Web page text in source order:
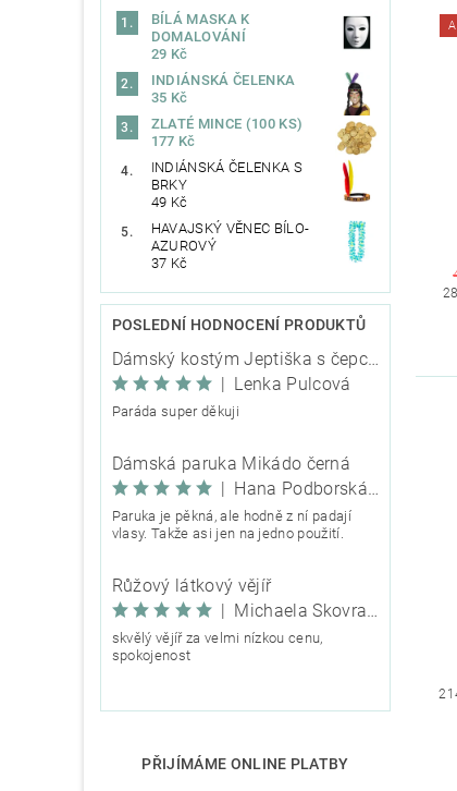
BÍLÁ MASKA K
DOMALOVÁNÍ
29 Kč
INDIÁNSKÁ ČELENKA
35 Kč
ZLATÉ MINCE (100 KS)
177 Kč
INDIÁNSKÁ ČELENKA S
BRKY
49 Kč
HAVAJSKÝ VĚNEC BÍLO-
AZUROVÝ
37 Kč
POSLEDNÍ HODNOCENÍ PRODUKTŮ
Dámský kostým Jeptiška s čepcem
Lenka Pulcová
Paráda super děkuji
Dámská paruka Mikádo černá
Hana Podborská TRIXIE
Paruka je pěkná, ale hodně z ní padají
vlasy. Takže asi jen na jedno použití.
Růžový látkový vějíř
Michaela Škovranová
skvělý vějíř za velmi nízkou cenu,
spokojenost
PŘIJÍMÁME ONLINE PLATBY